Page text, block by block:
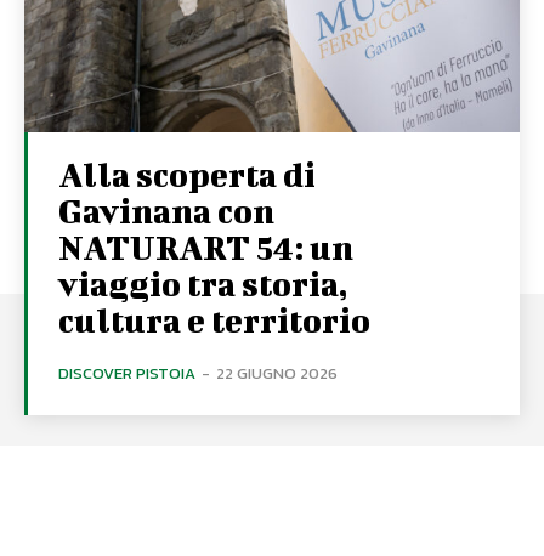
Alla scoperta di
Gavinana con
NATURART 54: un
viaggio tra storia,
cultura e territorio
DISCOVER PISTOIA - 22 GIUGNO 2026